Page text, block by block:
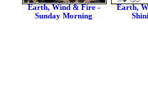
Earth, Wind & Fire -
Sunday Morning
Earth,